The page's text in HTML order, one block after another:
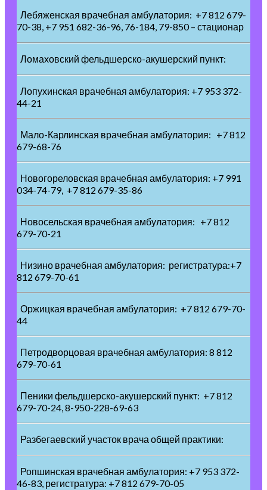
Лебяженская врачебная амбулатория: +7 812 679-
70-38, +7 951 682-36-96, 76-184, 79-850 – стационар
Ломаховский фельдшерско-акушерский пункт:
Лопухинская врачебная амбулатория: +7 953 372-
44-21
Мало-Карлинская врачебная амбулатория: +7 812
679-68-76
Новогореловская врачебная амбулатория: +7 991
034-74-79, +7 812 679-35-86
Новосельская врачебная амбулатория: +7 812
679-70-21
Низино врачебная амбулатория: регистратура:+7
812 679-70-61
Оржицкая врачебная амбулатория: +7 812 679-70-
44
Петродворцовая врачебная амбулатория: 8 812
679-70-61
Пеники фельдшерско-акушерский пункт: +7 812
679-70-24, 8-950-228-69-63
Разбегаевский участок врача общей практики:
Ропшинская врачебная амбулатория: +7 953 372-
46-83, регистратура: +7 812 679-70-05